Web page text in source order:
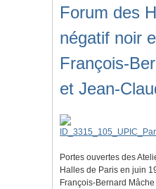
Forum des
négatif noir
François-
et Jean-
Portes ouvertes des
Halles de Paris en juin
François-Bernard